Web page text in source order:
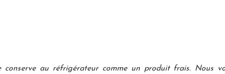
au réfrigérateur comme un produit frais. Nous